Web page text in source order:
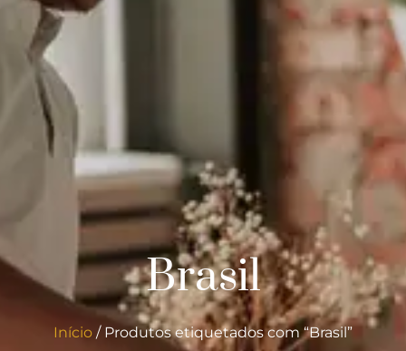
Brasil
Início / Produtos etiquetados com “Brasil”